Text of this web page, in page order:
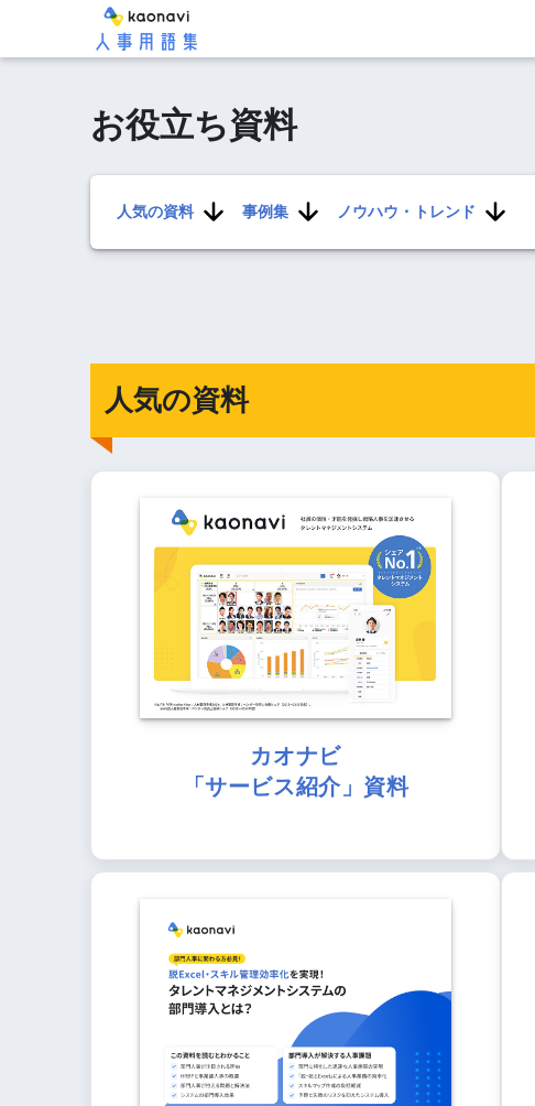
お役立ち資料
人気の資料 事例集 ノウハウ・トレンド
人気の資料
カオナビ
「サービス紹介」資料